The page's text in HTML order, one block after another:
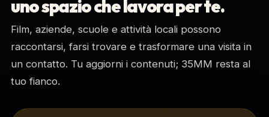
uno spazio che lavora per te.
Film, aziende, scuole e attività locali possono
raccontarsi, farsi trovare e trasformare una visita in
un contatto. Tu aggiorni i contenuti; 35MM resta al
tuo fianco.